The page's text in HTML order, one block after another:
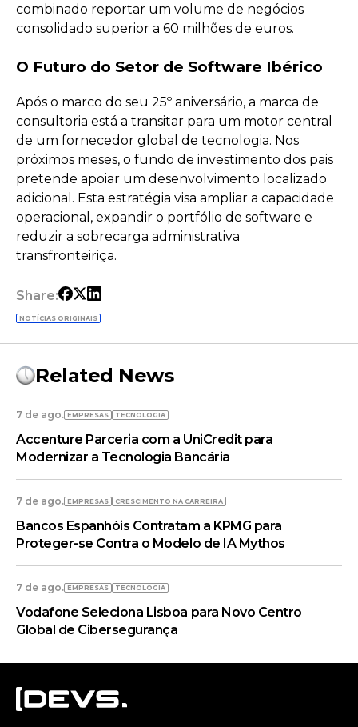
combinado reportar um volume de negócios
consolidado superior a 60 milhões de euros.
O Futuro do Setor de Software Ibérico
Após o marco do seu 25º aniversário, a marca de
consultoria está a transitar para um motor central
de um fornecedor global de tecnologia. Nos
próximos meses, o fundo de investimento dos pais
pretende apoiar um desenvolvimento localizado
adicional. Esta estratégia visa ampliar a capacidade
operacional, expandir o portfólio de software e
reduzir a sobrecarga administrativa
transfronteiriça.
Share:
NOTÍCIAS ORIGINAIS
Related News
7 de ago. EMPRESAS TECNOLOGIA
Accenture Parceria com a UniCredit para
Modernizar a Tecnologia Bancária
7 de ago. EMPRESAS CRESCIMENTO NA CARREIRA
Bancos Espanhóis Contratam a KPMG para
Proteger-se Contra o Modelo de IA Mythos
7 de ago. EMPRESAS TECNOLOGIA
Vodafone Seleciona Lisboa para Novo Centro
Global de Cibersegurança